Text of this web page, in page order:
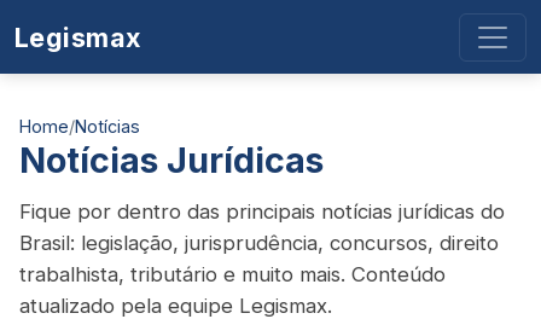
Legismax
Home/Notícias
Notícias Jurídicas
Fique por dentro das principais notícias jurídicas do
Brasil: legislação, jurisprudência, concursos, direito
trabalhista, tributário e muito mais. Conteúdo
atualizado pela equipe Legismax.